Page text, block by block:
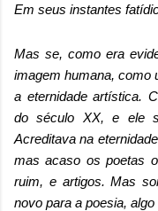
Em seus instantes
Mas se, como era
imagem humana, como
a eternidade artística.
do século XX, e ele
Acreditava na
mas acaso os poetas
ruim, e artigos. Mas
novo para a poesia,